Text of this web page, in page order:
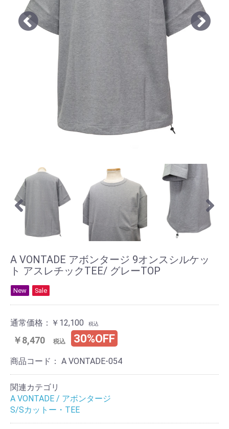
A VONTADE アボンタージ 9オンスシルケッ
ト アスレチックTEE/ グレーTOP
New Sale
通常価格： ￥12,100 税込
￥8,470 税込 30%OFF
商品コード： A VONTADE-054
関連カテゴリ
A VONTADE / アボンタージ
S/Sカットー・TEE